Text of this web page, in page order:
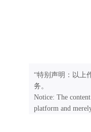
“特别声明：以上
务。
Notice: The
platform and